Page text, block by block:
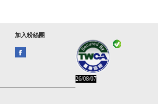
加入粉絲團
26/08/07